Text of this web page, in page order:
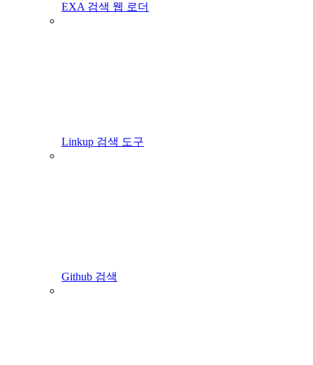
EXA 검색 웹 로더
Linkup 검색 도구
Github 검색